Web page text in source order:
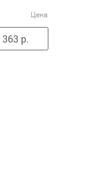
Цена
363 р.